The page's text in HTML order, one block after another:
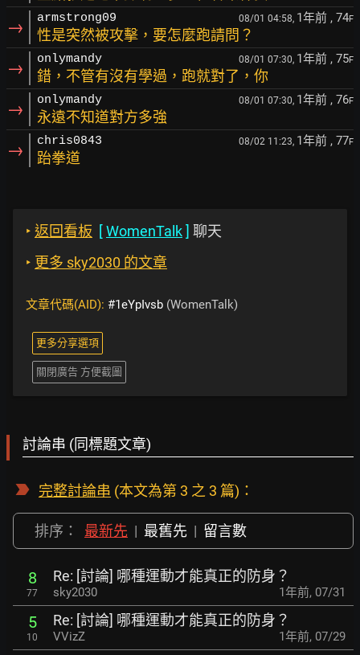
→ armstrong09 08/01 04:58, 1年前 , 74F
性是突然被攻擊，要怎麼跑請問？
→ onlymandy 08/01 07:30, 1年前 , 75F
錯，不管有沒有學過，跑就對了，你
→ onlymandy 08/01 07:30, 1年前 , 76F
永遠不知道對方多強
→ chris0843 08/02 11:23, 1年前 , 77F
跆拳道
‣ 返回看板 [WomenTalk] 聊天
‣ 更多 sky2030 的文章
文章代碼(AID): #1eYpIvsb (WomenTalk)
更多分享選項
關閉廣告 方便截圖
討論串 (同標題文章)
完整討論串 (本文為第 3 之 3 篇)：
排序： 最新先 | 最舊先 | 留言數
8
77
Re: [討論] 哪種運動才能真正的防身？
sky2030 1年前, 07/31
5
10
Re: [討論] 哪種運動才能真正的防身？
VVizZ 1年前, 07/29